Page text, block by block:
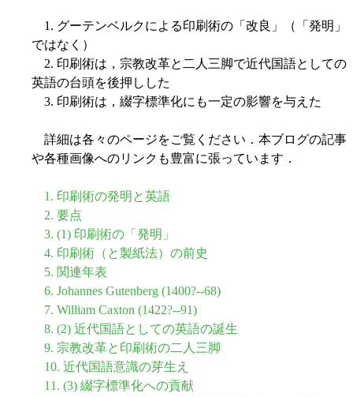
1. グーテンベルクによる印刷術の「改良」（「発明」
ではなく）
2. 印刷術は，宗教改革と二人三脚で近代国語としての
英語の台頭を後押しした
3. 印刷術は，綴字標準化にも一定の影響を与えた
詳細は各々のページをご覧ください．本ブログの記事
や各種画像へのリンクも豊富に張っています．
1. 印刷術の発明と英語
2. 要点
3. (1) 印刷術の「発明」
4. 印刷術（と製紙法）の前史
5. 関連年表
6. Johannes Gutenberg (1400?--68)
7. William Caxton (1422?--91)
8. (2) 近代国語としての英語の誕生
9. 宗教改革と印刷術の二人三脚
10. 近代国語意識の芽生え
11. (3) 綴字標準化への貢献